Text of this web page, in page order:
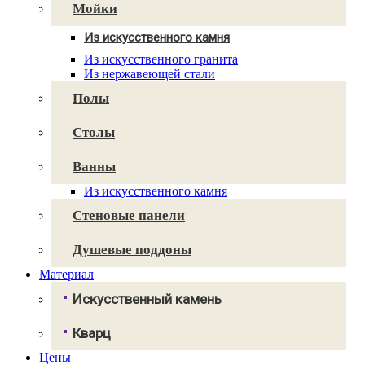
Avant Quartz
Мойки
Из искусственного камня
Для кухни
Для ванной
Из искусственного гранита
Из нержавеющей стали
Полы
Столы
Ванны
Из искусственного камня
Стеновые панели
Душевые поддоны
Материал
Искусственный камень
NeoMarm
Хай-макс
Кварц
Цены